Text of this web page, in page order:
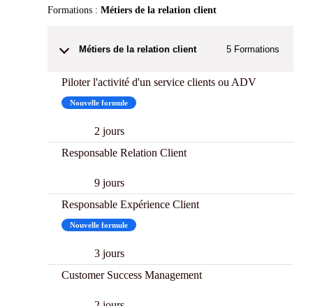
Formations : Métiers de la relation client
Métiers de la relation client 5 Formations
Piloter l'activité d'un service clients ou ADV
Nouvelle formule
2 jours
Responsable Relation Client
9 jours
Responsable Expérience Client
Nouvelle formule
3 jours
Customer Success Management